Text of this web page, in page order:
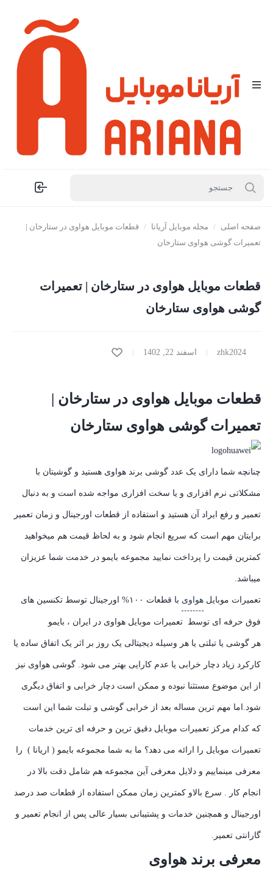
صفحه اصلی / مجله موبایل آریانا / قطعات موبایل هواوی در ستارخان |
تعمیرات گوشی هواوی ستارخان
قطعات موبایل هواوی در ستارخان | تعمیرات
گوشی هواوی ستارخان
zhk2024 اسفند 22, 1402
قطعات موبایل هواوی در ستارخان |
تعمیرات گوشی هواوی ستارخان
چنانچه شما دارای یک عدد گوشی برند هواوی هستید و گوشیتان با
مشکلاتی نرم افزاری و یا سخت افزاری مواجه شده است و به دنبال
تعمیر و رفع ایراد آن هستید و استفاده از قطعات اورجینال و زمان تعمیر
برایتان مهم است که سریع انجام شود و به لحاظ قیمت هم میخواهید
کمترین قیمت را پرداخت نمایید مجموعه بایمو در خدمت شما عزیزان
میباشد.
تعمیرات موبایل هواوی با قطعات ۱۰۰% اورجینال توسط تکنسین های
فوق حرفه ای توسط تعمیرات موبایل هواوی در ایران ، بایمو
هر گوشی یا تبلتی یا هر وسیله دیجیتالی یک روز بر اثر یک اتفاق ساده یا
کارکرد زیاد دچار خرابی یا عدم کارایی بهتر می شود. گوشی هواوی نیز
از این موضوع مستثنا نبوده و ممکن است دچار خرابی و اتفاق دیگری
شود.اما مهم ترین مساله بعد از خرابی گوشی و تبلت شما این است
که کدام مرکز تعمیرات موبایل دقیق ترین و حرفه ای ترین خدمات
تعمیرات موبایل را ارائه می دهد؟ ما به شما مجموعه بایمو ( اریانا ) را
معرفی مینماییم و دلایل معرفی آین مجموعه هم شامل دقت بالا در
انجام کار . سرع بالاو کمترین زمان ممکن استفاده از قطعات صد درصد
اورجینال و همچنین خدمات و پشتیبانی بسیار عالی پس از انجام تعمیر و
گارانتی تعمیر.
معرفی برند هواوی